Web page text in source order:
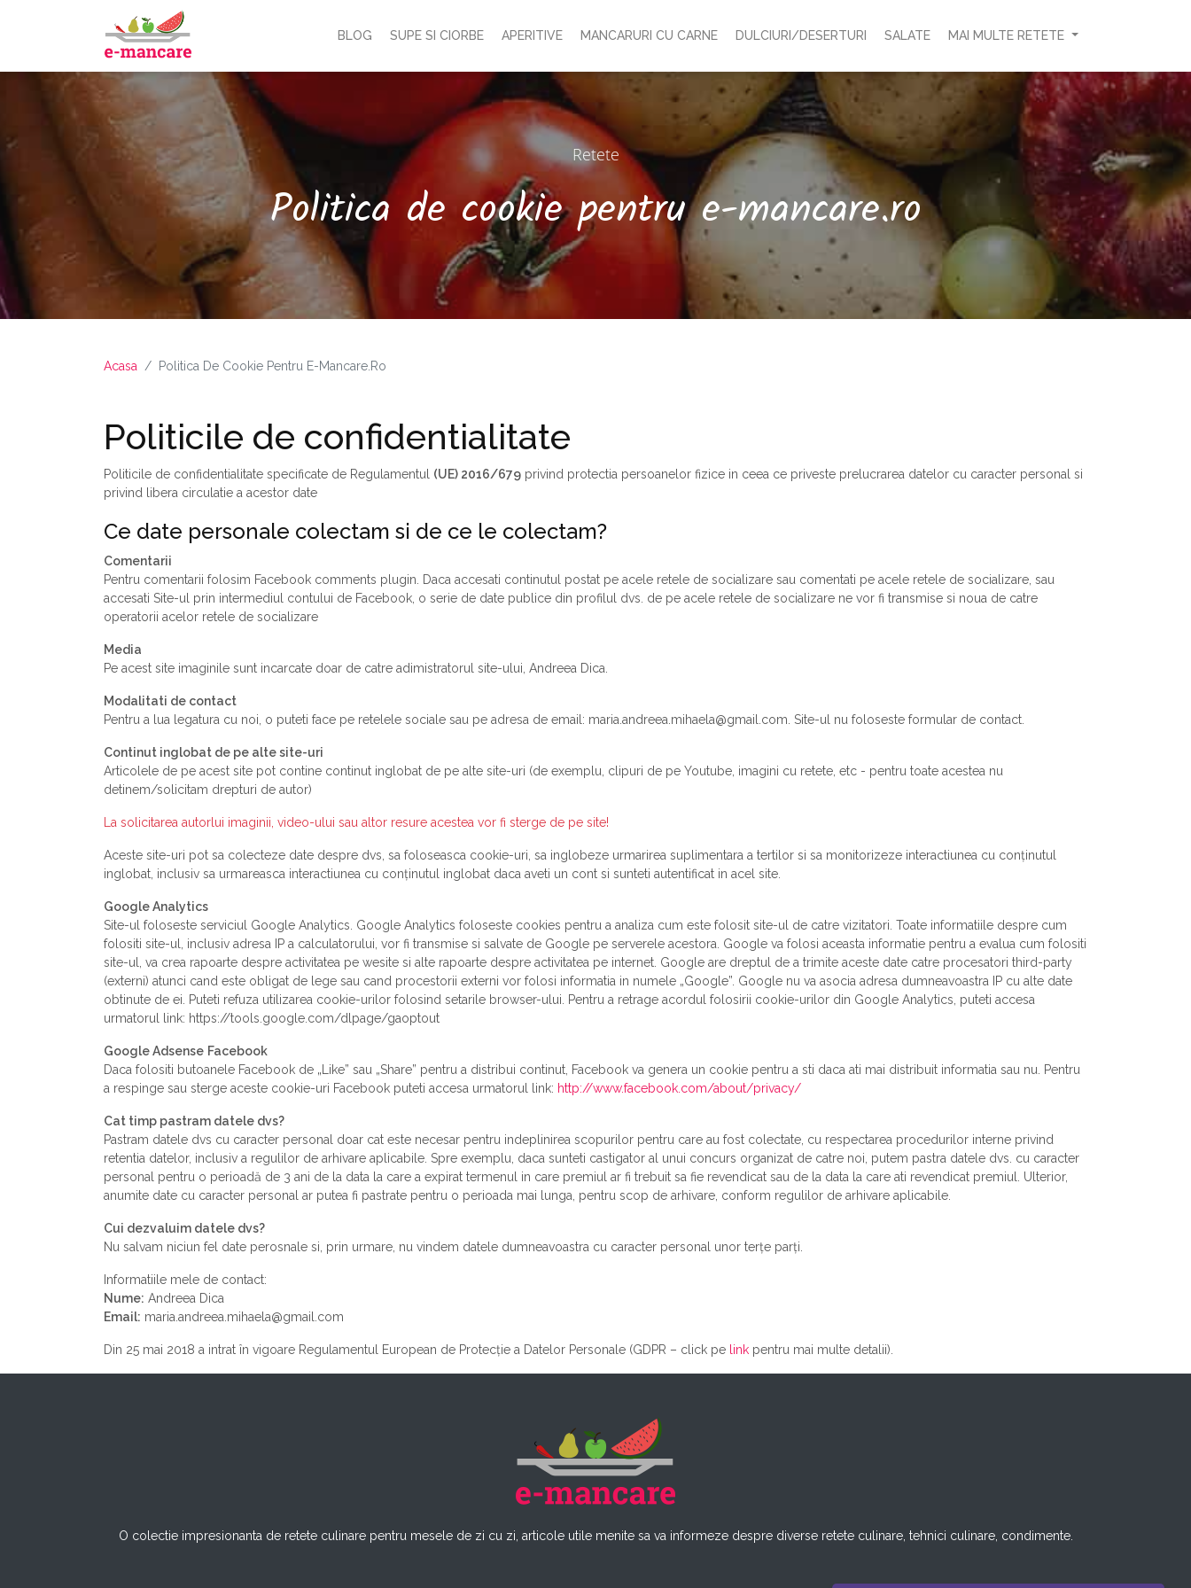
BLOG SUPE SI CIORBE APERITIVE MANCARURI CU CARNE DULCIURI/DESERTURI SALATE MAI MULTE RETETE
Retete
Politica de cookie pentru e-mancare.ro
Acasa Politica De Cookie Pentru E-Mancare.ro
Politicile de confidentialitate
Politicile de confidentialitate specificate de Regulamentul (UE) 2016/679 privind protectia persoanelor fizice in ceea ce priveste prelucrarea datelor cu caracter personal si
privind libera circulatie a acestor date
Ce date personale colectam si de ce le colectam?
Comentarii
Pentru comentarii folosim Facebook comments plugin. Daca accesati continutul postat pe acele retele de socializare sau comentati pe acele retele de socializare, sau
accesati Site-ul prin intermediul contului de Facebook, o serie de date publice din profilul dvs. de pe acele retele de socializare ne vor fi transmise si noua de catre
operatorii acelor retele de socializare
Media
Pe acest site imaginile sunt incarcate doar de catre adimistratorul site-ului, Andreea Dica.
Modalitati de contact
Pentru a lua legatura cu noi, o puteti face pe retelele sociale sau pe adresa de email: maria.andreea.mihaela@gmail.com . Site-ul nu foloseste formular de contact.
Continut inglobat de pe alte site-uri
Articolele de pe acest site pot contine continut inglobat de pe alte site-uri (de exemplu, clipuri de pe Youtube, imagini cu retete, etc - pentru toate acestea nu
detinem/solicitam drepturi de autor)
La solicitarea autorlui imaginii, video-ului sau altor resure acestea vor fi sterge de pe site!
Aceste site-uri pot sa colecteze date despre dvs, sa foloseasca cookie-uri, sa inglobeze urmarirea suplimentara a tertilor si sa monitorizeze interactiunea cu conținutul
inglobat, inclusiv sa urmareasca interactiunea cu conținutul inglobat daca aveti un cont si sunteti autentificat in acel site.
Google Analytics
Site-ul foloseste serviciul Google Analytics. Google Analytics foloseste cookies pentru a analiza cum este folosit site-ul de catre vizitatori. Toate informatiile despre cum
folositi site-ul, inclusiv adresa IP a calculatorului, vor fi transmise si salvate de Google pe serverele acestora. Google va folosi aceasta informatie pentru a evalua cum folositi
site-ul, va crea rapoarte despre activitatea pe wesite si alte rapoarte despre activitatea pe internet. Google are dreptul de a trimite aceste date catre procesatori third-party
(externi) atunci cand este obligat de lege sau cand procestorii externi vor folosi informatia in numele „Google”. Google nu va asocia adresa dumneavoastra IP cu alte date
obtinute de ei. Puteti refuza utilizarea cookie-urilor folosind setarile browser-ului. Pentru a retrage acordul folosirii cookie-urilor din Google Analytics, puteti accesa
urmatorul link: https://tools.google.com/dlpage/gaoptout
Google Adsense Facebook
Daca folositi butoanele Facebook de „Like” sau „Share” pentru a distribui continut, Facebook va genera un cookie pentru a sti daca ati mai distribuit informatia sau nu. Pentru
a respinge sau sterge aceste cookie-uri Facebook puteti accesa urmatorul link: http://www.facebook.com/about/privacy/
Cat timp pastram datele dvs?
Pastram datele dvs cu caracter personal doar cat este necesar pentru indeplinirea scopurilor pentru care au fost colectate, cu respectarea procedurilor interne privind
retentia datelor, inclusiv a regulilor de arhivare aplicabile. Spre exemplu, daca sunteti castigator al unui concurs organizat de catre noi, putem pastra datele dvs. cu caracter
personal pentru o perioadă de 3 ani de la data la care a expirat termenul in care premiul ar fi trebuit sa fie revendicat sau de la data la care ati revendicat premiul. Ulterior,
anumite date cu caracter personal ar putea fi pastrate pentru o perioada mai lunga, pentru scop de arhivare, conform regulilor de arhivare aplicabile.
Cui dezvaluim datele dvs?
Nu salvam niciun fel date perosnale si, prin urmare, nu vindem datele dumneavoastra cu caracter personal unor terțe parți.
Informatiile mele de contact:
Nume: Andreea Dica
Email: maria.andreea.mihaela@gmail.com
Din 25 mai 2018 a intrat în vigoare Regulamentul European de Protecție a Datelor Personale (GDPR – click pe link pentru mai multe detalii).
O colectie impresionanta de retete culinare pentru mesele de zi cu zi, articole utile menite sa va informeze despre diverse retete culinare, tehnici culinare, condimente.